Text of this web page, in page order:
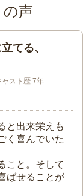
声
てる、
ャスト歴 7年
と出来栄えも
く喜んでいた
こと。そして
ばせることが